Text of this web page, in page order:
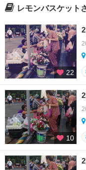
レモンバスケット
22
10